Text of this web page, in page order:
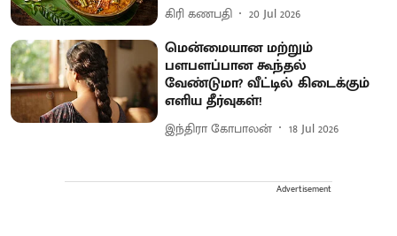
கிரி கணபதி 20 Jul 2026
மென்மையான மற்றும்
பளபளப்பான கூந்தல்
வேண்டுமா? வீட்டில் கிடைக்கும்
எளிய தீர்வுகள்!
இந்திரா கோபாலன் 18 Jul 2026
Advertisement